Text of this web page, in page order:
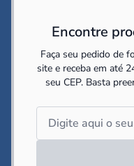
Encontre
Faça seu pedido de
site e receba em até
seu CEP. Basta
Digite seu WhatsApp
Construir Reformar
Li e concordo com